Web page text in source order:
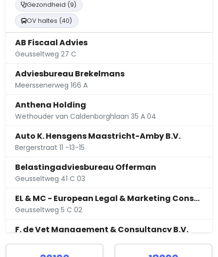
Gezondheid (9)
OV haltes (40)
AB Fiscaal Advies
Geusseltweg 27 C
Adviesbureau Brekelmans
Meerssenerweg 166 A
Anthena Holding
Wethouder van Caldenborghlaan 35 A 04
Auto K. Hensgens Maastricht-Amby B.V.
Bergerstraat 11 -13-15
Belastingadviesbureau Offerman
Geusseltweg 41 C 03
EL & MC - European Legal & Marketing Consultants B.V.
Geusseltweg 5 C 02
F. de Vet Management & Consultancy B.V.